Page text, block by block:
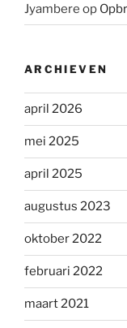
Jyambere op
ARCHIEVEN
april 2026
mei 2025
april 2025
augustus 2023
oktober 2022
februari 2022
maart 2021